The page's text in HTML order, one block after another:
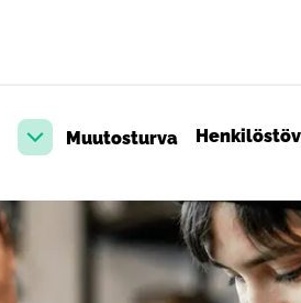
Avaa pudotusvalikko
Muutosturva